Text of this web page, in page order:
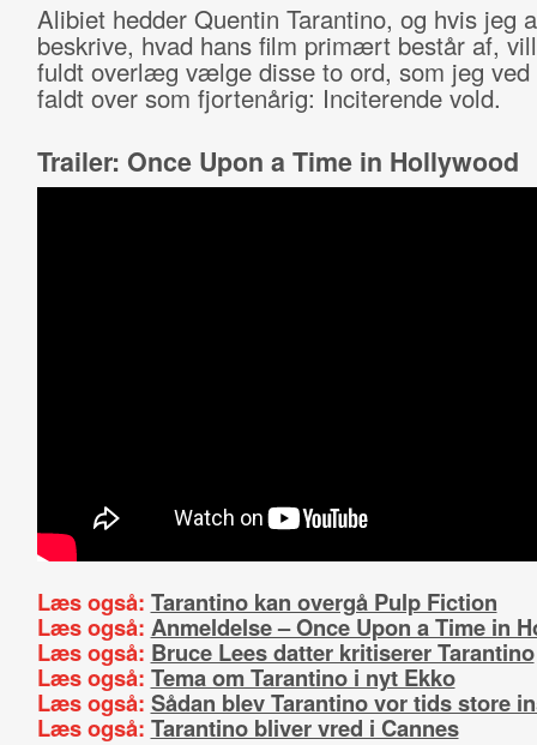
Alibiet hedder Quentin Tarantino, og hvis jeg
beskrive, hvad hans film primært består af,
fuldt overlæg vælge disse to ord, som jeg ved
faldt over som fjortenårig: Inciterende vold.
Trailer: Once Upon a Time in Hollywood
Læs også: Tarantino kan overgå Pulp Fiction
Læs også: Anmeldelse – Once Upon a Time in
Læs også: Bruce Lees datter kritiserer Tarantino
Læs også: Tema om Tarantino i nyt Ekko
Læs også: Sådan blev Tarantino vor tids store
Læs også: Tarantino bliver vred i Cannes